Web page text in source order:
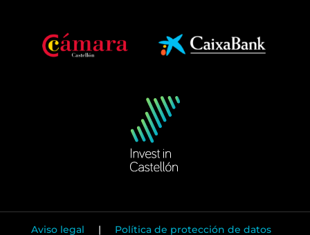
Aviso legal | Política de protección de datos